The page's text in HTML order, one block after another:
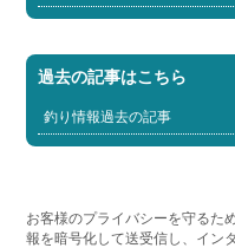
過去の記事はこちら
釣り情報過去の記事
お客様のプライバシーを守るた
報を暗号化して送受信し、イン